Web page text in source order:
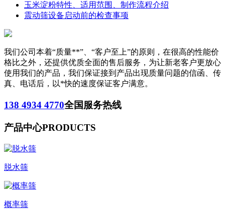
玉米淀粉特性、适用范围、制作流程介绍
震动筛设备启动前的检查事项
我们公司本着“质量**”、“客户至上”的原则，在很高的性能价
格比之外，还提供优质全面的售后服务，为让新老客户更放心
使用我们的产品，我们保证接到产品出现质量问题的信函、传
真、电话后，以*快的速度保证客户满意。
138 4934 4770全国服务热线
产品中心PRODUCTS
脱水筛
概率筛